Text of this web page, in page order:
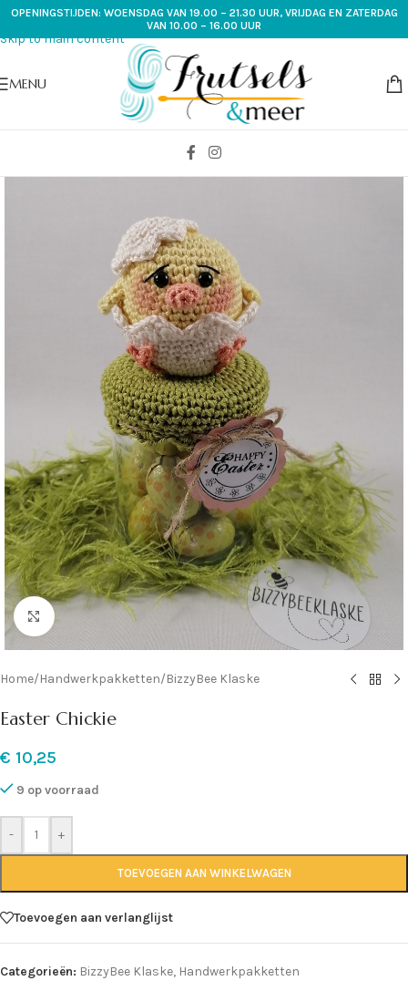
Skip to navigation
Skip to main content
OPENINGSTIJDEN: WOENSDAG VAN 19.00 – 21.30 UUR, VRIJDAG EN ZATERDAG
VAN 10.00 – 16.00 UUR
MENU
Klik om te vergroten
Home/Handwerkpakketten/BizzyBee Klaske
Easter Chickie
€ 10,25
9 op voorraad
- +
TOEVOEGEN AAN WINKELWAGEN
Toevoegen aan verlanglijst
Categorieën: BizzyBee Klaske, Handwerkpakketten